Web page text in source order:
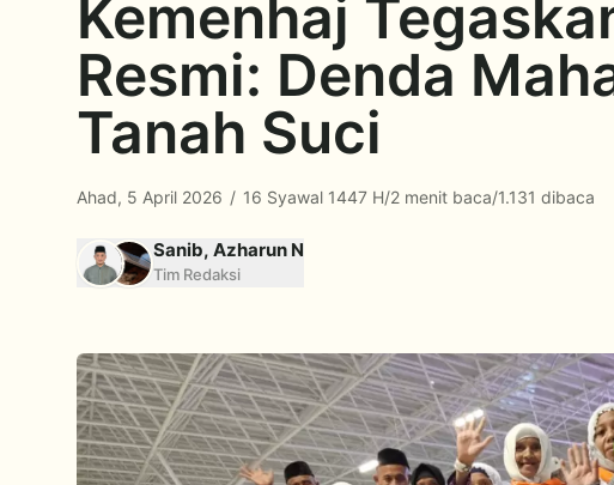
Kemenhaj
Resmi: Denda
Tanah Suci
Ahad, 5 April 2026 / 16 Syawal 1447 H/2 menit baca/1.131 dibaca
Sanib, Azharun N
Tim Redaksi